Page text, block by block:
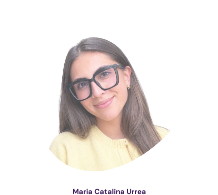
Maria Catalina Urrea